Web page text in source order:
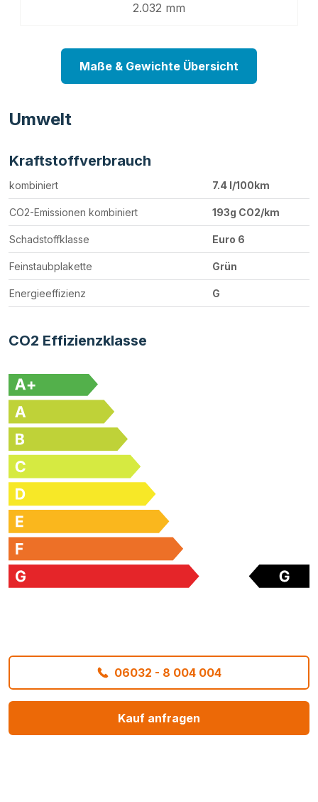
2.032 mm
Maße & Gewichte Übersicht
Umwelt
Kraftstoffverbrauch
kombiniert 7.4 l/100km
CO2-Emissionen kombiniert 193g CO2/km
Schadstoffklasse Euro 6
Feinstaubplakette Grün
Energieeffizienz G
CO2 Effizienzklasse
06032 - 8 004 004
Kauf anfragen